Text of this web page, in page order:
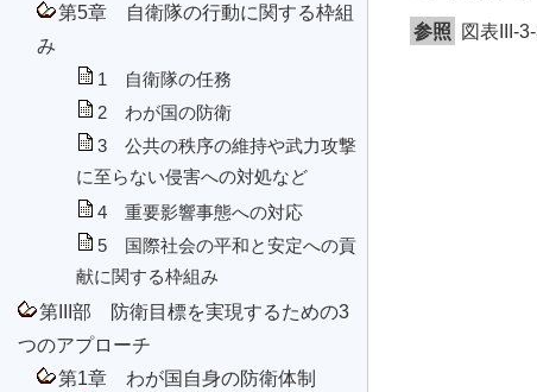
第5章 自衛隊の行動に関する枠組
み
1 自衛隊の任務
2 わが国の防衛
3 公共の秩序の維持や武力攻撃
に至らない侵害への対処など
4 重要影響事態への対応
5 国際社会の平和と安定への貢
献に関する枠組み
第III部 防衛目標を実現するための3
つのアプローチ
第1章 わが国自身の防衛体制
参照 図表III-